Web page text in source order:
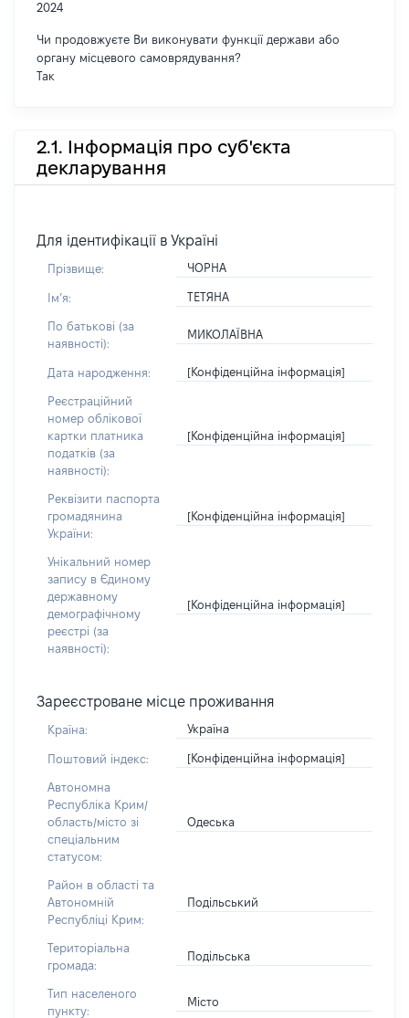
2024
Чи продовжуєте Ви виконувати функції держави або
органу місцевого самоврядування?
Так
2.1. Інформація про суб'єкта
декларування
Для ідентифікації в Україні
Прізвище: ЧОРНА
Імʼя: ТЕТЯНА
По батькові (за
наявності):
МИКОЛАЇВНА
Дата народження: [Конфіденційна інформація]
Реєстраційний
номер облікової
картки платника
податків (за
наявності):
[Конфіденційна інформація]
Реквізити паспорта
громадянина
України:
[Конфіденційна інформація]
Унікальний номер
запису в Єдиному
державному
демографічному
реєстрі (за
наявності):
[Конфіденційна інформація]
Зареєстроване місце проживання
Країна: Україна
Поштовий індекс: [Конфіденційна інформація]
Автономна
Республіка Крим/
область/місто зі
спеціальним
статусом:
Одеська
Район в області та
Автономній
Республіці Крим:
Подільський
Територіальна
громада:
Подільська
Тип населеного
пункту:
Місто